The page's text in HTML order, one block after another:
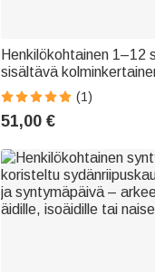
Henkilökohtainen 1–12
sisältävä
sormus, jossa on nimi –
käyttöön sopiva
hääpäivälahja isoäidille,
(1)
51,00 €